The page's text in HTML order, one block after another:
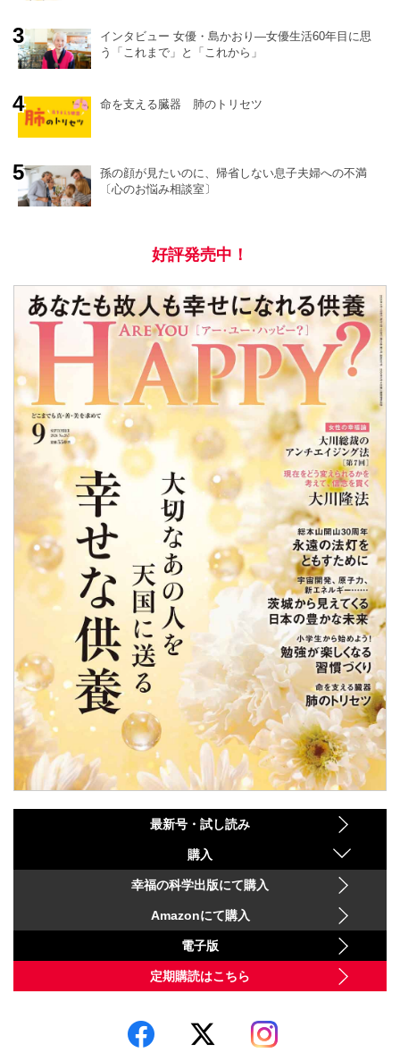
インタビュー 女優・島かおり―女優生活60年目に思
う「これまで」と「これから」
命を支える臓器 肺のトリセツ
孫の顔が見たいのに、帰省しない息子夫婦への不満
〔心のお悩み相談室〕
好評発売中！
最新号・試し読み
購入
幸福の科学出版にて購入
Amazonにて購入
電子版
定期購読はこちら